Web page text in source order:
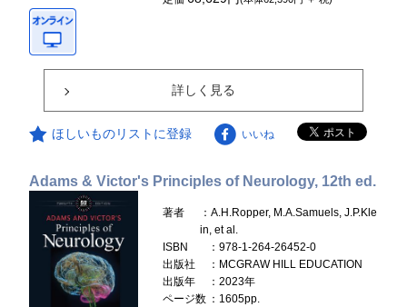
詳しく見る
ほしいものリストに登録 いいね
Adams & Victor's Principles of Neurology, 12th ed.
著者
：A.H.Ropper, M.A.Samuels, J.P.Kle
in, et al.
ISBN
：978-1-264-26452-0
出版社
：MCGRAW HILL EDUCATION
出版年
：2023年
ページ数 ：1605pp.